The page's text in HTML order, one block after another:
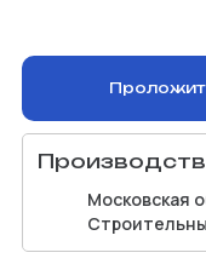
Московская